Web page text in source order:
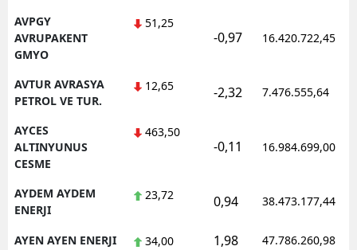
AVPGY
AVRUPAKENT
GMYO
51,25
-0,97 16.420.722,45
AVTUR AVRASYA
PETROL VE TUR.
12,65 -2,32 7.476.555,64
AYCES
ALTINYUNUS
CESME
463,50
-0,11 16.984.699,00
AYDEM AYDEM
ENERJI
23,72 0,94 38.473.177,44
AYEN AYEN ENERJI 34,00 1,98 47.786.260,98